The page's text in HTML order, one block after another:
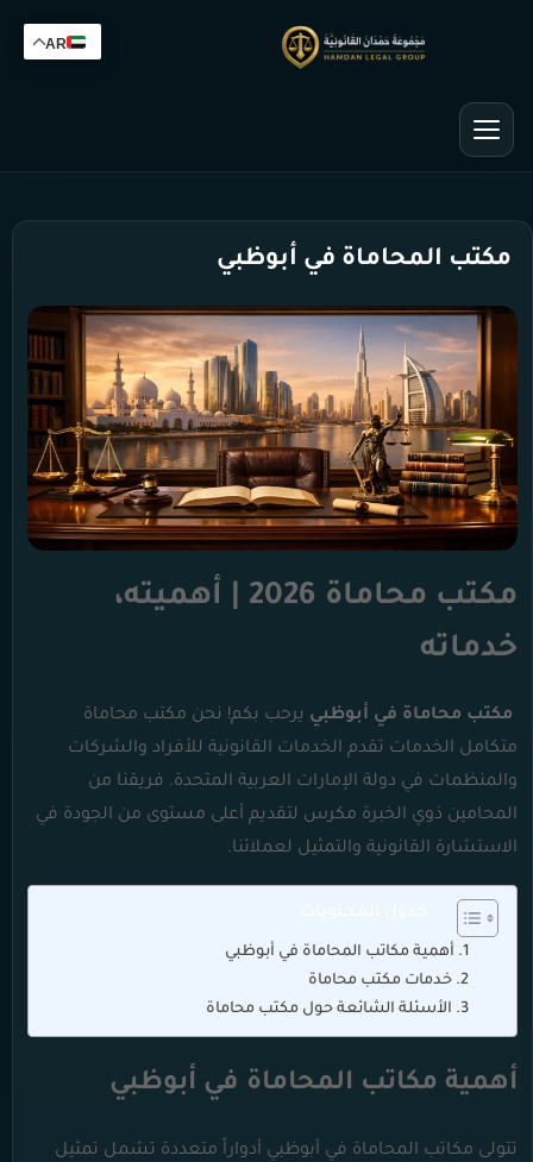
مكتب المحاماة في أبوظبي
مكتب محاماة 2026 | أهميته،
خدماته
مكتب محاماة في أبوظبي يرحب بكم! نحن مكتب محاماة
متكامل الخدمات تقدم الخدمات القانونية للأفراد والشركات
والمنظمات في دولة الإمارات العربية المتحدة. فريقنا من
المحامين ذوي الخبرة مكرس لتقديم أعلى مستوى من الجودة في
الاستشارة القانونية والتمثيل لعملائنا.
أهمية مكاتب المحاماة في أبوظبي
خدمات مكتب محاماة
الأسئلة الشائعة حول مكتب محاماة
أهمية مكاتب المحاماة في أبوظبي
تتولى مكاتب المحاماة في أبوظبي أدواراً متعددة تشمل تمثيل
AR